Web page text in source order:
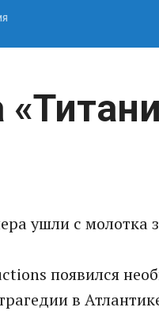
ушли с молотка
появился
в